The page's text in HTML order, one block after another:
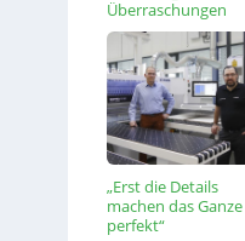
Überraschungen
„Erst die Details
machen das Ganze
perfekt“